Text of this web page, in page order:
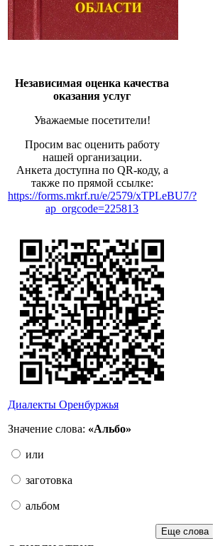
Независимая оценка качества
оказания услуг
Уважаемые посетители!
Просим вас оценить работу
нашей организации.
Анкета доступна по QR-коду, а
также по прямой ссылке:
https://forms.mkrf.ru/e/2579/xTPLeBU7/?
ap_orgcode=225813
Диалекты Оренбуржья
Значение слова: «Альбо»
или
заготовка
альбом
Еще слова